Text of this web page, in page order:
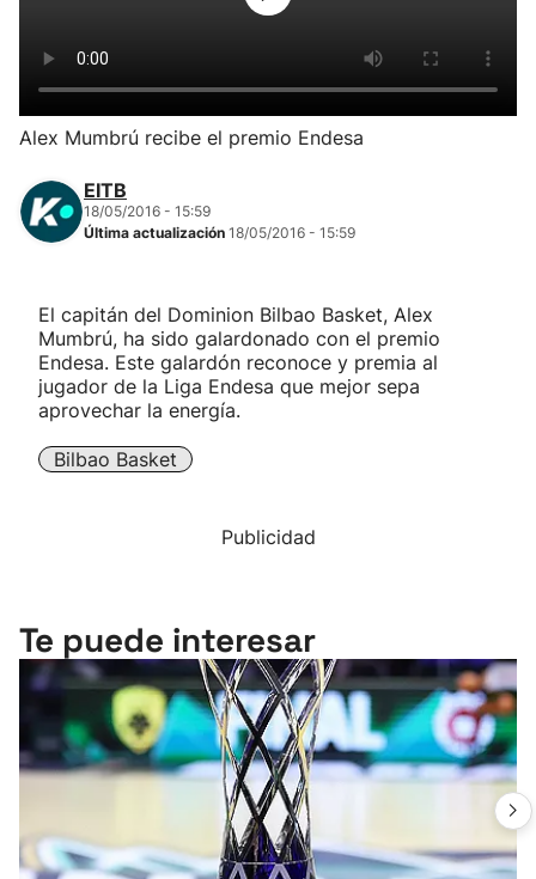
Herri-kirolak
Balonmano
Kirolak 360
Carreras de montaña
Más deportes
"Helmuga"
Alex Mumbrú recibe el premio Endesa
EITB
18/05/2016 - 15:59
Última actualización 18/05/2016 - 15:59
El capitán del Dominion Bilbao Basket, Alex
Mumbrú, ha sido galardonado con el premio
Endesa. Este galardón reconoce y premia al
jugador de la Liga Endesa que mejor sepa
aprovechar la energía.
Bilbao Basket
Publicidad
Te puede interesar